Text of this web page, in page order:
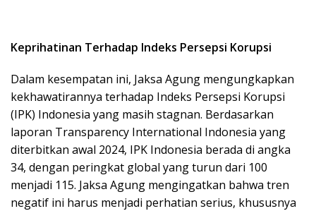
Keprihatinan Terhadap Indeks Persepsi Korupsi
Dalam kesempatan ini, Jaksa Agung mengungkapkan
kekhawatirannya terhadap Indeks Persepsi Korupsi
(IPK) Indonesia yang masih stagnan. Berdasarkan
laporan Transparency International Indonesia yang
diterbitkan awal 2024, IPK Indonesia berada di angka
34, dengan peringkat global yang turun dari 100
menjadi 115. Jaksa Agung mengingatkan bahwa tren
negatif ini harus menjadi perhatian serius, khususnya